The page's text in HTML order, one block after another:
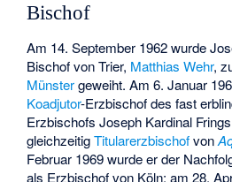
Bischof
Am 14. September 1962 wurde
Bischof von Trier, Matthias Wehr,
Münstergeweiht. Am 6. Januar
Koadjutor-Erzbischof des fast
ErzbischofsJoseph Kardinal Frings
gleichzeitigTitularerzbischofvon
Februar 1969 wurde er der
als Erzbischof von Köln; am 28.